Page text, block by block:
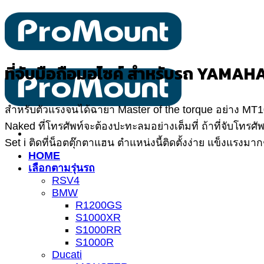
ข้าม
ยัง
เนื้อหา
HOME
เลือกตามรุ่นรถ
RSV4
BMW
R1200GS
S1000XR
S1000RR
S1000R
Ducati
ที่จับมือถือมอไซค์สำหรับรถ
สำหรับตัวแรงจนได้ฉายา Master of the torque อย่าง
Naked ที่โทรศัพท์จะต้องปะทะลมอย่างเต็มที่ ถ้าที่จับโทร
Set i ติดที่น็อตตุ๊กตาแฮน ตำแหน่งนี้ติดตั้งง่าย แข็งแรงมา